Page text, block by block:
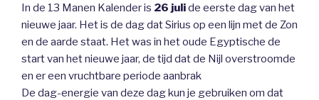
In de 13 Manen Kalender is 26 julide eerste dag van het
nieuwe jaar. Het is de dag dat Sirius op een lijn met de Zon
en de aarde staat. Het was in het oude Egyptische de
start van het nieuwe jaar, de tijd dat de Nijl overstroomde
en er een vruchtbare periode aanbrak
De dag-energie van deze dag kun je gebruiken om dat